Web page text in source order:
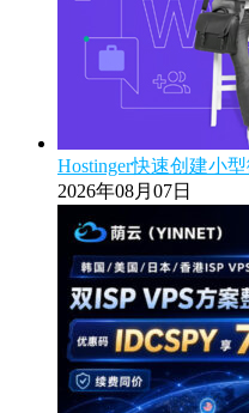
Hostinger快速创建小
2026年08月07日